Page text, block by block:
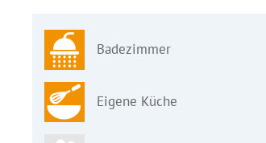
Badezimmer
Eigene Küche